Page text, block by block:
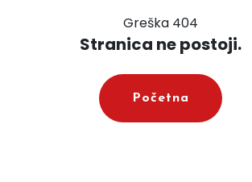
Greška 404
Stranica ne postoji.
Početna